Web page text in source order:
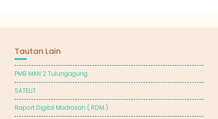
Tautan Lain
PMB MAN 2 Tulungagung
SATELIT
Raport Digital Madrasah ( RDM )